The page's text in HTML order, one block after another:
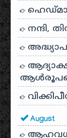
നന്ദി,
August